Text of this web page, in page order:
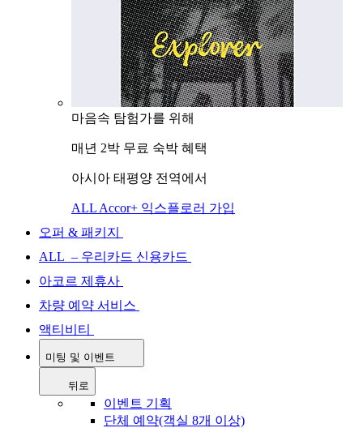
마음속 탐험가를 위해
매년 2박 무료 숙박 혜택
아시아 태평양 전역에서
ALL Accor+ 익스플로러 가입
오퍼 & 패키지
ALL – 우리카드 신용카드
아코르 제휴사
차량 예약 서비스
액티비티
미팅 및 이벤트
뒤로
이벤트 기획
단체 예약(객실 8개 이상)